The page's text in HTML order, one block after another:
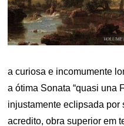
a curiosa e incomumente
a ótima Sonata “quasi una
injustamente eclipsada por
acredito, obra superior em